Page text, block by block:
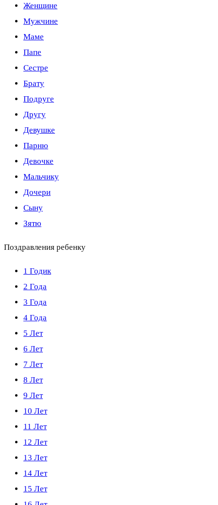
Женщине
Мужчине
Маме
Папе
Сестре
Брату
Подруге
Другу
Девушке
Парню
Девочке
Мальчику
Дочери
Сыну
Зятю
Поздравления ребенку
1 Годик
2 Года
3 Года
4 Года
5 Лет
6 Лет
7 Лет
8 Лет
9 Лет
10 Лет
11 Лет
12 Лет
13 Лет
14 Лет
15 Лет